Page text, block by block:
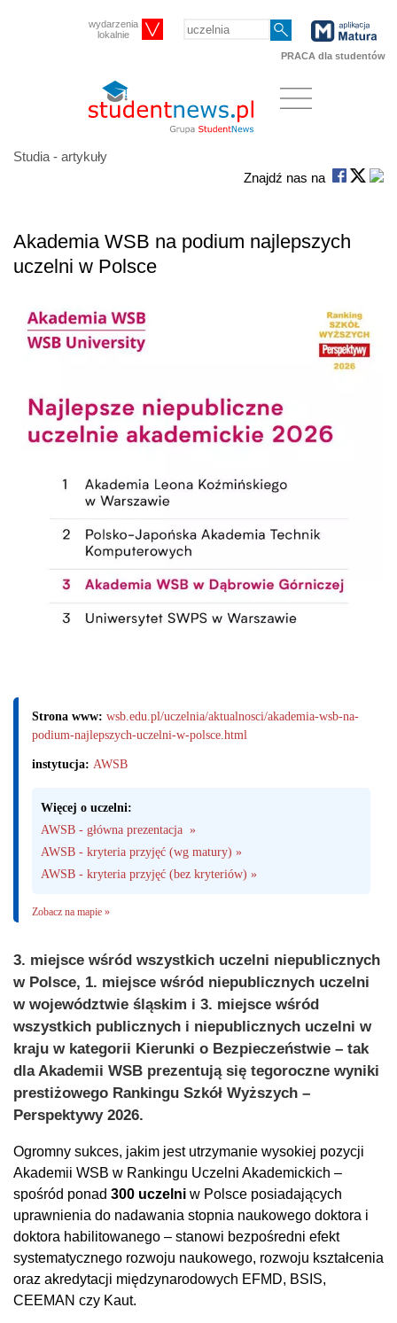
wydarzenia
lokalnie
PRACA dla studentów
Studia - artykuły
Znajdź nas na
Akademia WSB na podium najlepszych
uczelni w Polsce
Strona www: wsb.edu.pl/uczelnia/aktualnosci/akademia-wsb-na-
podium-najlepszych-uczelni-w-polsce.html
instytucja: AWSB
Więcej o uczelni:
AWSB - główna prezentacja  »
AWSB - kryteria przyjęć (wg matury) »
AWSB - kryteria przyjęć (bez kryteriów) »
Zobacz na mapie »
3. miejsce wśród wszystkich uczelni niepublicznych
w Polsce, 1. miejsce wśród niepublicznych uczelni
w województwie śląskim i 3. miejsce wśród
wszystkich publicznych i niepublicznych uczelni w
kraju w kategorii Kierunki o Bezpieczeństwie – tak
dla Akademii WSB prezentują się tegoroczne wyniki
prestiżowego Rankingu Szkół Wyższych –
Perspektywy 2026.
Ogromny sukces, jakim jest utrzymanie wysokiej pozycji
Akademii WSB w Rankingu Uczelni Akademickich –
spośród ponad 300 uczelni w Polsce posiadających
uprawnienia do nadawania stopnia naukowego doktora i
doktora habilitowanego – stanowi bezpośredni efekt
systematycznego rozwoju naukowego, rozwoju kształcenia
oraz akredytacji międzynarodowych EFMD, BSIS,
CEEMAN czy Kaut.